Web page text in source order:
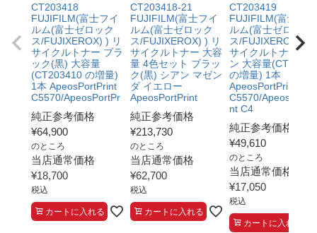
CT203418
FUJIFILM(富士フイ
ルム(富士ゼロック
ス/FUJIXEROX) ) リ
サイクルトナー ブラ
ック(黒) 大容量
(CT203410 の増量)
1本 ApeosPortPrint
C5570/ApeosPortPr
純正参考価格
¥64,900
のところ
当店通常価格
¥18,700
税込
カートに入れる
CT203418-21
FUJIFILM(富士フイ
ルム(富士ゼロック
ス/FUJIXEROX) ) リ
サイクルトナー 大容
量 4色セット ブラッ
ク(黒) シアン マゼン
ダ イエロー
ApeosPortPrint
純正参考価格
¥213,730
のところ
当店通常価格
¥62,700
税込
カートに入れる
CT203419
FUJIFILM(富士フイ
ルム(富士ゼロック
ス/FUJIXEROX) )
サイクルトナー シ
ン 大容量
の増量) 1本
ApeosPortPrint
C5570/
nt C4
純正参考価格
¥49,610
のところ
当店通常価格
¥17,050
税込
カートに入れる